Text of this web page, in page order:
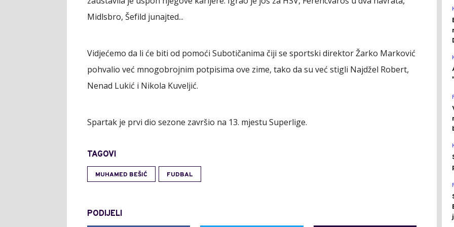
Midlsbro, Šefild junajted...
Vidjećemo da li će biti od pomoći Subotičanima čiji se sportski direktor Žarko Marković
pohvalio već mnogobrojnim potpisima ove zime, tako da su već stigli Najdžel Robert,
Nenad Lukić i Nikola Kuveljić.
Spartak je prvi dio sezone završio na 13. mjestu Superlige.
TAGOVI
MUHAMED BEŠIĆ FUDBAL
PODIJELI